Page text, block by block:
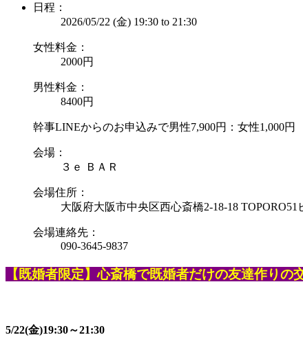
日程：
2026/05/22 (金) 19:30 to 21:30
女性料金：
2000円
男性料金：
8400円
幹事LINEからのお申込みで男性7,900円：女性1,000円
会場：
３ｅ ＢＡＲ
会場住所：
大阪府大阪市中央区西心斎橋2-18-18 TOPORO51
会場連絡先：
090-3645-9837
【既婚者限定】心斎橋で既婚者だけの友達作り
5/22(金)​​​19:30～21:30